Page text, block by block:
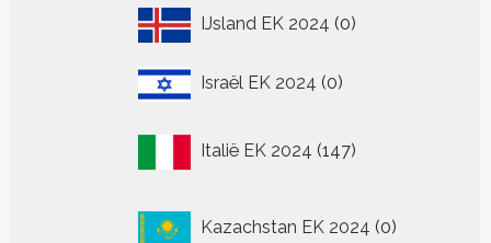
IJsland EK 2024 00
Israël EK 2024 00
Italië EK 2024 147
producten
Kazachstan EK 2024 0